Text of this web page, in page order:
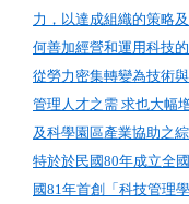
力，以達成組織的策略
何善加經營和運用科技
從勞力密集轉變為技術
管理人才之需 求也大幅
及科學園區產業協助之
特於於民國80年成立全
國81年首創「科技管理